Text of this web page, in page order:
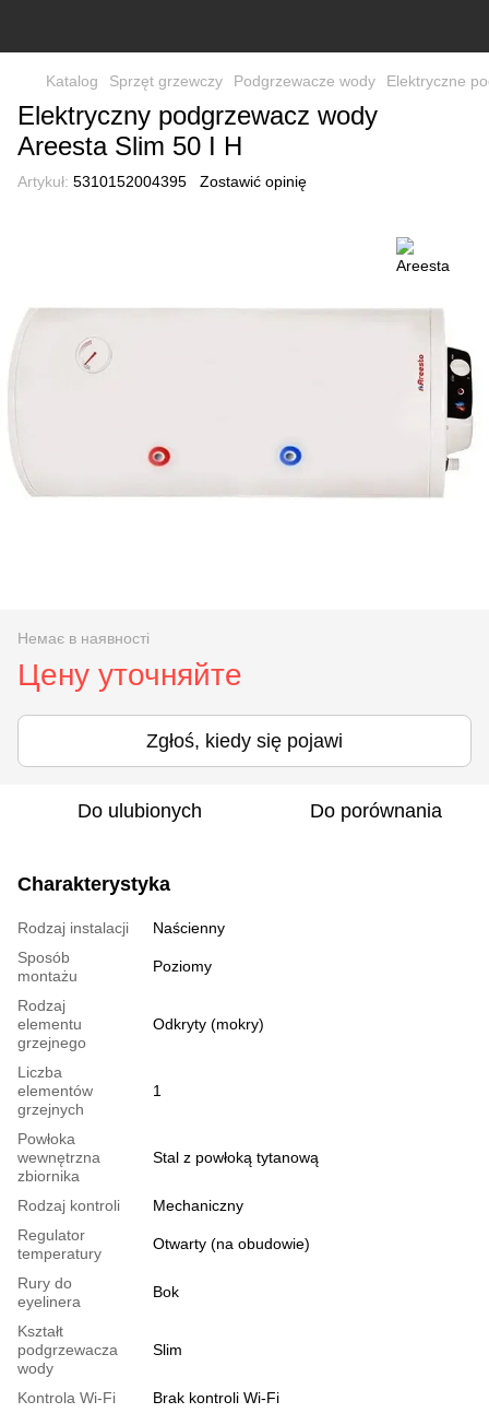
Katalog Sprzęt grzewczy Podgrzewacze wody Elektryczne
Elektryczny podgrzewacz wody
Areesta Slim 50 I H
Artykuł: 5310152004395 Zostawić opinię
Немає в наявності
Цену уточняйте
Zgłoś, kiedy się pojawi
Do ulubionych Do porównania
Charakterystyka
Rodzaj instalacji
Naścienny
Sposób
montażu
Poziomy
Rodzaj
elementu
grzejnego
Odkryty (mokry)
Liczba
elementów
grzejnych
1
Powłoka
wewnętrzna
zbiornika
Stal z powłoką tytanową
Rodzaj kontroli
Mechaniczny
Regulator
temperatury
Otwarty (na obudowie)
Rury do
eyelinera
Bok
Kształt
podgrzewacza
wody
Slim
Kontrola Wi-Fi
Brak kontroli Wi-Fi